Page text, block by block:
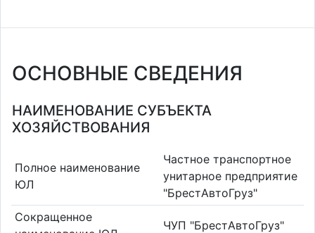
ОСНОВНЫЕ СВЕДЕНИЯ
НАИМЕНОВАНИЕ СУБЪЕКТА
ХОЗЯЙСТВОВАНИЯ
Полное наименование
ЮЛ
Частное транспортное
унитарное предприятие
"БрестАвтоГруз"
Сокращенное
ЧУП "БрестАвтоГруз"